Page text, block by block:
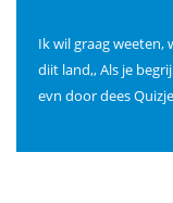
Ik wil graag
diit land,, Als je
evn door dees